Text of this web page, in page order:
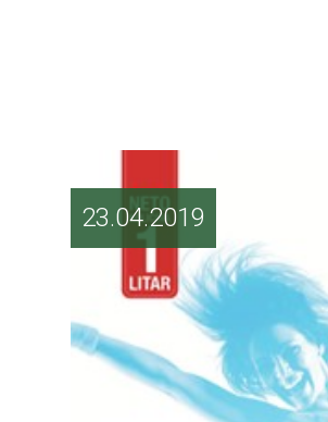
23.04.2019